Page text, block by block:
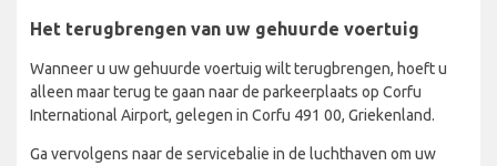
Het terugbrengen van uw gehuurde voertuig
Wanneer u uw gehuurde voertuig wilt terugbrengen, hoeft u
alleen maar terug te gaan naar de parkeerplaats op Corfu
International Airport, gelegen in Corfu 491 00, Griekenland.
Ga vervolgens naar de servicebalie in de luchthaven om uw